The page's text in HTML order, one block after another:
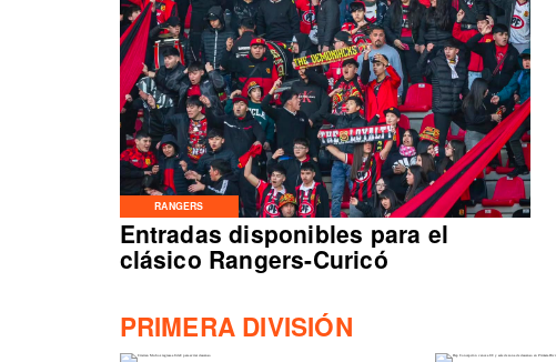
RANGERS
Entradas disponibles para el
clásico Rangers-Curicó
PRIMERA DIVISIÓN